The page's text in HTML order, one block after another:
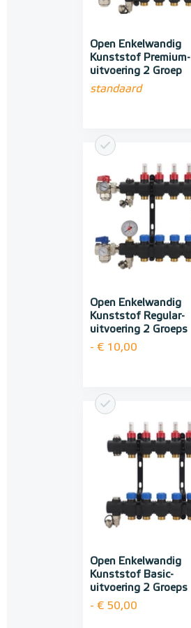
Open Enkelwandig
Kunststof Premium-
uitvoering 2 Groep
standaard
Open Enkelwandig
Kunststof Regular-
uitvoering 2 Groeps
- € 10,00
Open Enkelwandig
Kunststof Basic-
uitvoering 2 Groeps
- € 50,00